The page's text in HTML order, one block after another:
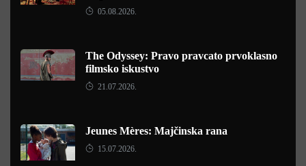
05.08.2026.
The Odyssey: Pravo pravcato prvoklasno
filmsko iskustvo
21.07.2026.
Jeunes Mères: Majčinska rana
15.07.2026.